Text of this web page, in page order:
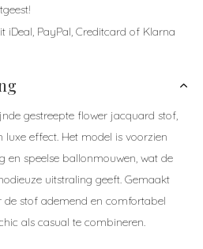
iDeal, PayPal, Creditcard of Klarna
gestreepte flower jacquard stof,
effect. Het model is voorzien
en speelse ballonmouwen, wat de
uitstraling geeft. Gemaakt
de stof ademend en comfortabel
als casual te combineren.